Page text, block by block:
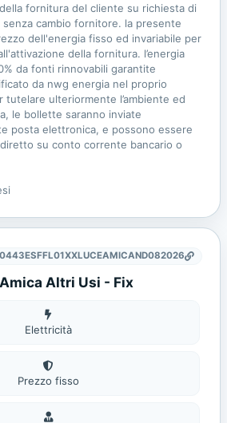
fornitura del cliente su richiesta di
senza cambio fornitore. la presente
dell'energia fisso ed invariabile per
della fornitura. l’energia
da fonti rinnovabili garantite
da nwg energia nel proprio
ulteriormente l’ambiente ed
le bollette saranno inviate
posta elettronica, e possono essere
su conto corrente bancario o
Altri Usi - Fix
Elettricità
Elettricità
Prezzo fisso
Non